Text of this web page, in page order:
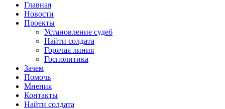
Главная
Новости
Проекты
Установление судеб
Найти солдата
Горячая линия
Госполитика
Зачем
Помочь
Мнения
Контакты
Найти солдата